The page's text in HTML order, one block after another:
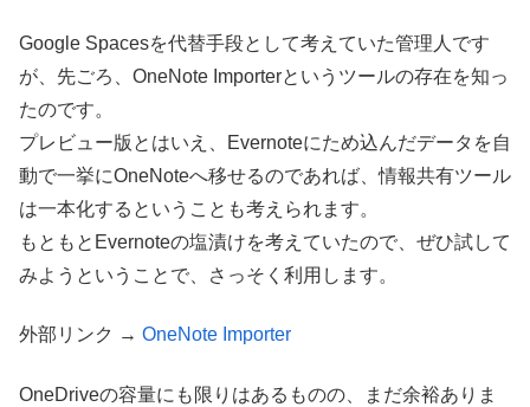
Google Spacesを代替手段として考えていた管理人です
が、先ごろ、OneNote Importerというツールの存在を知っ
たのです。
プレビュー版とはいえ、Evernoteにため込んだデータを自
動で一挙にOneNoteへ移せるのであれば、情報共有ツール
は一本化するということも考えられます。
もともとEvernoteの塩漬けを考えていたので、ぜひ試して
みようということで、さっそく利用します。
外部リンク → OneNote Importer
OneDriveの容量にも限りはあるものの、まだ余裕ありま